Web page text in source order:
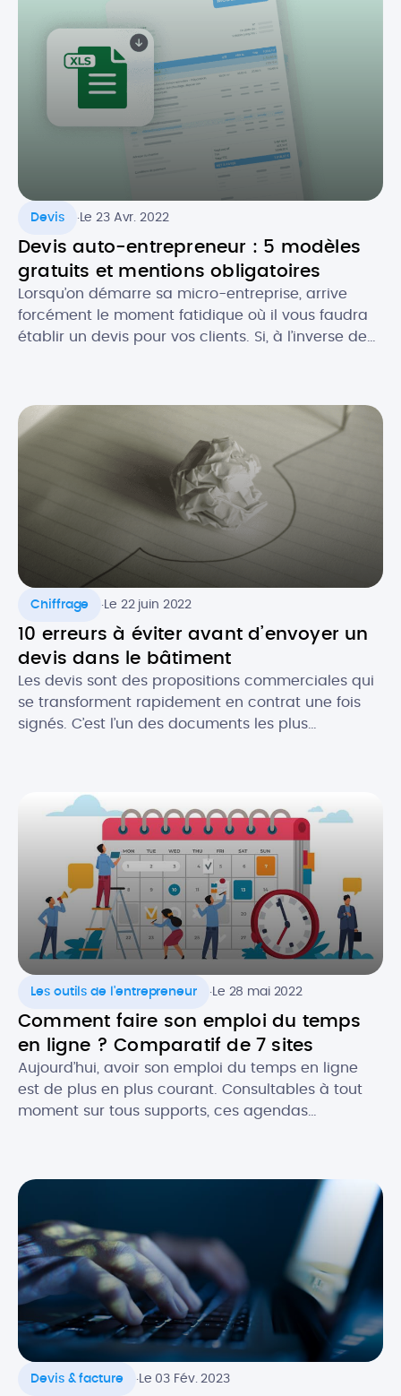
Devis Le 23 Avr. 2022
Devis auto-entrepreneur : 5 modèles
gratuits et mentions obligatoires
Lorsqu’on démarre sa micro-entreprise, arrive
forcément le moment fatidique où il vous faudra
établir un devis pour vos clients. Si, à l’inverse de
devis en tant que micro-entrepreneur ? Que doit-
il contenir au niveau […]
Chiffrage Le 22 juin 2022
10 erreurs à éviter avant d’envoyer un
devis dans le bâtiment
Les devis sont des propositions commerciales qui
se transforment rapidement en contrat une fois
signés. C’est l’un des documents les plus
un prospect. Il est donc crucial de ne pas […]
Les outils de l'entrepreneur Le 28 mai 2022
Comment faire son emploi du temps
en ligne ? Comparatif de 7 sites
Aujourd’hui, avoir son emploi du temps en ligne
est de plus en plus courant. Consultables à tout
moment sur tous supports, ces agendas
professionnel. Alors, quels sont les atouts de
l’agenda numérique ? Quels logiciels utiliser pour
faire […]
Devis & facture Le 03 Fév. 2023